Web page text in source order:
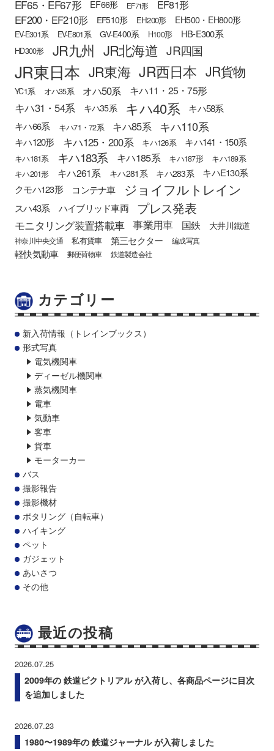
EF65・EF67形 EF66形 EF71形
EF81形
EF200・EF210形
EF510形 EH200形 EH500・EH800形
EV-E301系 EV-E801系 GV-E400系 H100形 HB-E300系
HD300形 JR九州 JR北海道 JR四国
JR東日本 JR東海 JR西日本 JR貨物
YC1系 オハ35系 オハ50系 キハ11・25・75形
キハ31・54系 キハ35系 キハ40系 キハ58系
キハ66系 キハ71・72系 キハ85系 キハ110系
キハ120形 キハ125・200系 キハ126系 キハ141・150系
キハ181系 キハ183系 キハ185系 キハ187形
キハ189系
キハ201形
キハ261系 キハ281系 キハ283系
キハE130系
クモハ123形
コンテナ車 ジョイフルトレイン
スハ43系 ハイブリッド車両 プレス発表
モニタリング装置搭載車 事業用車 国鉄 大井川鐵道
神奈川中央交通 私有貨車 第三セクター 編成写真
軽快気動車 郵便荷物車 鉄道製造会社
カテゴリー
新入荷情報（トレインブックス）
形式写真
電気機関車
ディーゼル機関車
蒸気機関車
電車
気動車
客車
貨車
モーターカー
バス
撮影報告
撮影機材
ポタリング（自転車）
ハイキング
ペット
ガジェット
あいさつ
その他
最近の投稿
2026.07.25
2009年の 鉄道ピクトリアル が入荷し、各商品ページに目次
を追加しました
2026.07.23
1980〜1989年の 鉄道ジャーナル が入荷しました